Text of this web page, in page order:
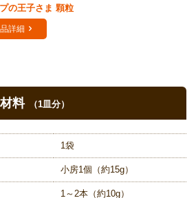
の王子さま 顆粒
詳細
材料 （1皿分）
1袋
小房1個（約15g）
1～2本（約10g）